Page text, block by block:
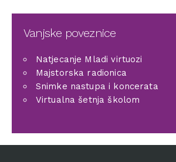
Vanjske poveznice
Natjecanje Mladi virtuozi
Majstorska radionica
Snimke nastupa i koncerata
Virtualna šetnja školom